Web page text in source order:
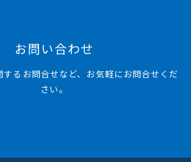
お問い合わせ
するお問合せなど、お気軽にお問合せくだ
さい。